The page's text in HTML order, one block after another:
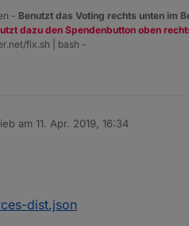
- Benutzt das Voting rechts unten im
dazu den Spendenbutton oben
fix.sh | bash -
am11. Apr. 2019, 16:34
editiert von
dist.json